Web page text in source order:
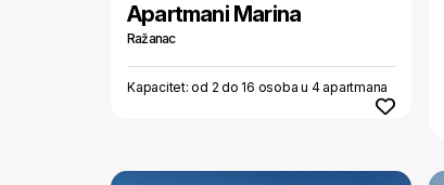
Apartmani Marina
Ražanac
Kapacitet: od 2 do 16 osoba u 4 apartmana